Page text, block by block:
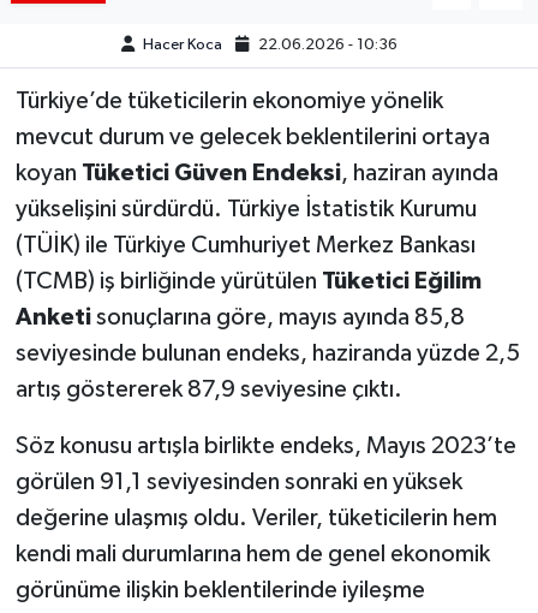
Hacer Koca 22.06.2026 - 10:36
Türkiye’de tüketicilerin ekonomiye yönelik
mevcut durum ve gelecek beklentilerini ortaya
koyan Tüketici Güven Endeksi, haziran ayında
yükselişini sürdürdü. Türkiye İstatistik Kurumu
(TÜİK) ile Türkiye Cumhuriyet Merkez Bankası
(TCMB) iş birliğinde yürütülen Tüketici Eğilim
Anketisonuçlarına göre, mayıs ayında 85,8
seviyesinde bulunan endeks, haziranda yüzde 2,5
artış göstererek 87,9 seviyesine çıktı.
Söz konusu artışla birlikte endeks, Mayıs 2023’te
görülen 91,1 seviyesinden sonraki en yüksek
değerine ulaşmış oldu. Veriler, tüketicilerin hem
kendi mali durumlarına hem de genel ekonomik
görünüme ilişkin beklentilerinde iyileşme